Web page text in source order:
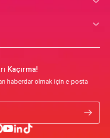
Kaçırma!
haberdar olmak için e-posta